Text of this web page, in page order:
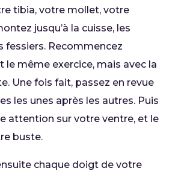
tibia, votre mollet, votre
jusqu’à la cuisse, les
fessiers. Recommencez
le même exercice, mais avec la
Une fois fait, passez en revue
les unes après les autres. Puis
attention sur votre ventre, et le
buste.
chaque doigt de votre